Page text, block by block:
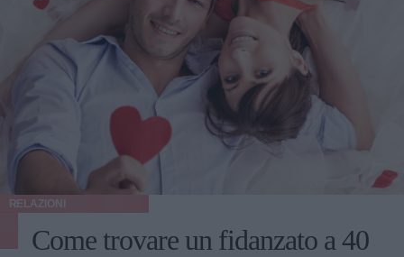
RELAZIONI
Come trovare un fidanzato a 40